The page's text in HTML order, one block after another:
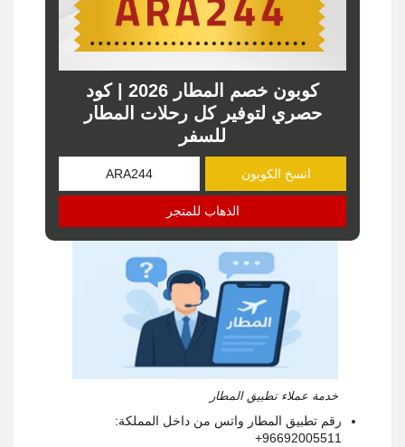
كوبون خصم المطار 2026 | كود
حصري لتوفير كل رحلات المطار
للسفر
انسخ الكوبون
الذهاب للمتجر
خدمة عملاء تطبيق المطار
رقم تطبيق المطار واتس من داخل المملكة:
96692005511+